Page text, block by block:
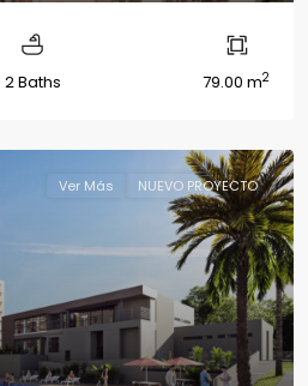
2 Baths 79.00 m2
Ver Más NUEVO PROYECTO